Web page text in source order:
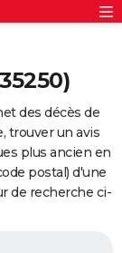
des décès de
trouver un avis
plus ancien en
postal) d'une
de recherche ci-